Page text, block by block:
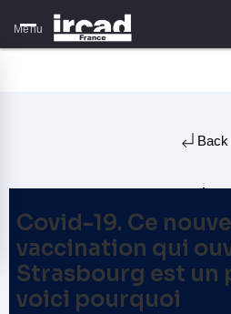
Menu
Back
Covid-19. Ce
vaccination qui
Strasbourg est un
voici pourquoi